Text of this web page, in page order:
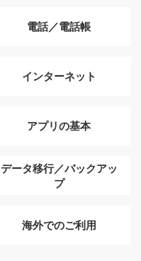
電話／電話帳
インターネット
アプリの基本
データ移行／バックアッ
プ
海外でのご利用